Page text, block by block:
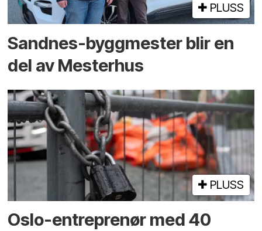
PLUSS
Sandnes-byggmester blir en
del av Mesterhus
PLUSS
Oslo-entreprenør med 40